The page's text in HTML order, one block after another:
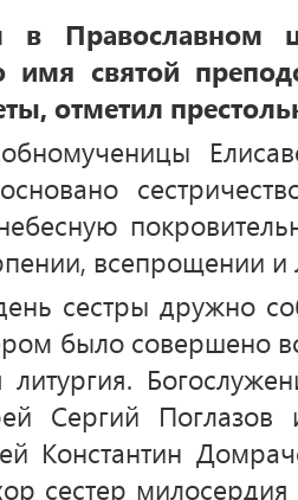
Православном
святой
отметил
всепрощении
сестры дружно
было совершено
Сергий Поглазов
Константин
сестер